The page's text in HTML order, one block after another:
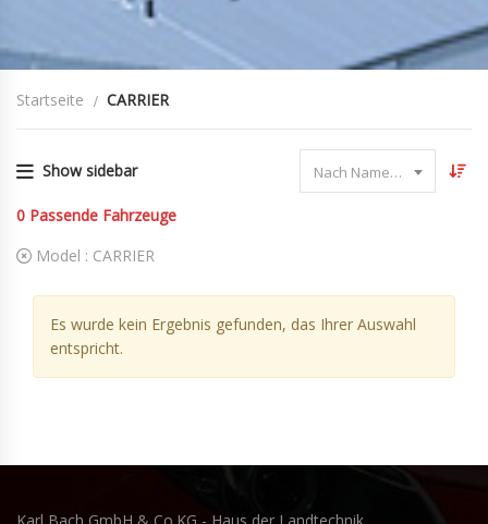
Startseite CARRIER
Show sidebar Nach Name sortieren
0 Passende Fahrzeuge
Model : CARRIER
Es wurde kein Ergebnis gefunden, das Ihrer Auswahl
entspricht.